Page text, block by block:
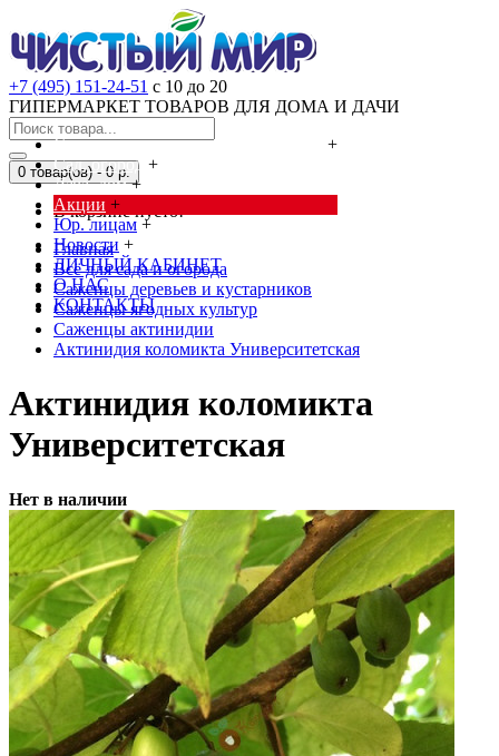
+7 (495) 151-24-51 с 10 до 20
ГИПЕРМАРКЕТ ТОВАРОВ ДЛЯ ДОМА И ДАЧИ
Cредства от насекомых и грызунов
+
Сад, огород +
Дача, дом +
Акции +
Юр. лицам +
Новости +
ЛИЧНЫЙ КАБИНЕТ
О НАС
КОНТАКТЫ
0 товар(ов) - 0 р.
В корзине пусто!
Главная
Всё для сада и огорода
Саженцы деревьев и кустарников
Саженцы ягодных культур
Саженцы актинидии
Актинидия коломикта Университетская
Актинидия коломикта
Университетская
Нет в наличии